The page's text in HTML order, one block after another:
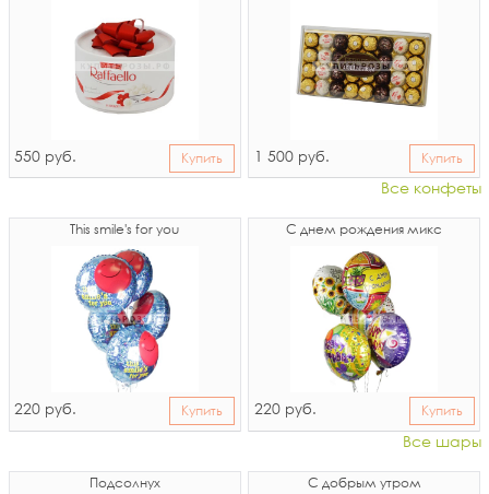
550 руб. Купить 1 500 руб. Купить
Все конфеты
This smile's for you
220 руб. Купить
С днем рождения микс
220 руб. Купить
Все шары
Подсолнух С добрым утром